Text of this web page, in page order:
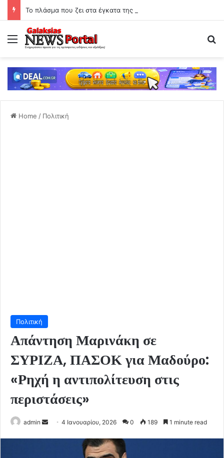
Menu
Home / Πολιτική
Πολιτική
Απάντηση Μαρινάκη σε
ΣΥΡΙΖΑ, ΠΑΣΟΚ για Μαδούρο:
«Ρηχή η αντιπολίτευση στις
περιστάσεις»
admin
Send4 Ιανουαρίου, 2026 0 189 1 minute read